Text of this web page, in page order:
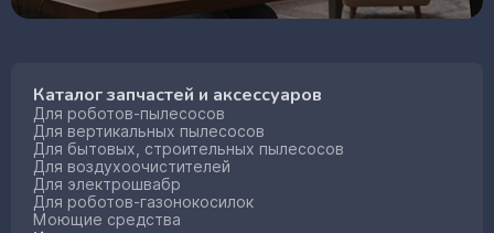
Каталог запчастей и аксессуаров
Для роботов-пылесосов
Для вертикальных пылесосов
Для бытовых, строительных пылесосов
Для воздухоочистителей
Для электрошвабр
Для роботов-газонокосилок
Моющие средства